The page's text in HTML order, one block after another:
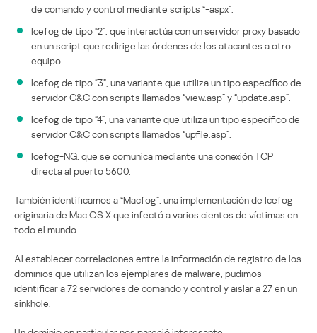
de comando y control mediante scripts “-aspx”.
Icefog de tipo “2”, que interactúa con un servidor proxy basado
en un script que redirige las órdenes de los atacantes a otro
equipo.
Icefog de tipo “3”, una variante que utiliza un tipo específico de
servidor C&C con scripts llamados “view.asp” y “update.asp”.
Icefog de tipo “4”, una variante que utiliza un tipo específico de
servidor C&C con scripts llamados “upfile.asp”.
Icefog-NG, que se comunica mediante una conexión TCP
directa al puerto 5600.
También identificamos a “Macfog”, una implementación de Icefog
originaria de Mac OS X que infectó a varios cientos de víctimas en
todo el mundo.
Al establecer correlaciones entre la información de registro de los
dominios que utilizan los ejemplares de malware, pudimos
identificar a 72 servidores de comando y control y aislar a 27 en un
sinkhole.